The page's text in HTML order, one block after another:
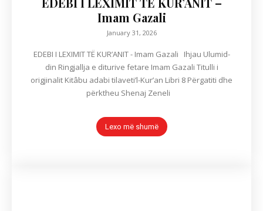
Imam Gazali
January 31, 2026
EDEBI I LEXIMIT TË KUR’ANIT - Imam Gazali Ihjau Ulumid-
din Ringjallja e diturive fetare Imam Gazali Titulli i
origjinalit Kitâbu adabi tilaveti’l-Kur’an Libri 8 Përgatiti dhe
Lexo më shumë